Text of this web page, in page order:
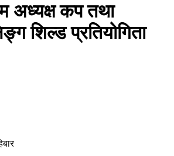
अध्यक्ष कप तथा
शिल्ड प्रतियोगिता